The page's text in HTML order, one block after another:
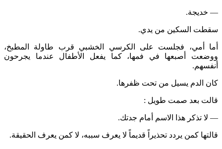
— خديجة.
سقطت السكين من يدي.
أما أمي، فجلست على الكرسي الخشبي قرب طاولة المطبخ،
ووضعت أصبعها في فمها، كما يفعل الأطفال عندما يجرحون
أنفسهم.
كان الدم يسيل من تحت ظفرها.
قالت بعد صمت طويل :
— لا تذكر هذا الاسم أمام جدتك.
قالتها كمن يردد تحذيراً قديماً لا يعرف سببه، لا كمن يعرف الحقيقة.